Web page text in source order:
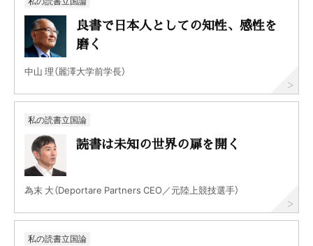
良書で日本人としての知性、感性を
磨く
中山 理（麗澤大学前学長）
私の読書立国論
読書は未知の世界の扉を開く
為末 大（Deportare Partners CEO／元陸上競技選手）
私の読書立国論